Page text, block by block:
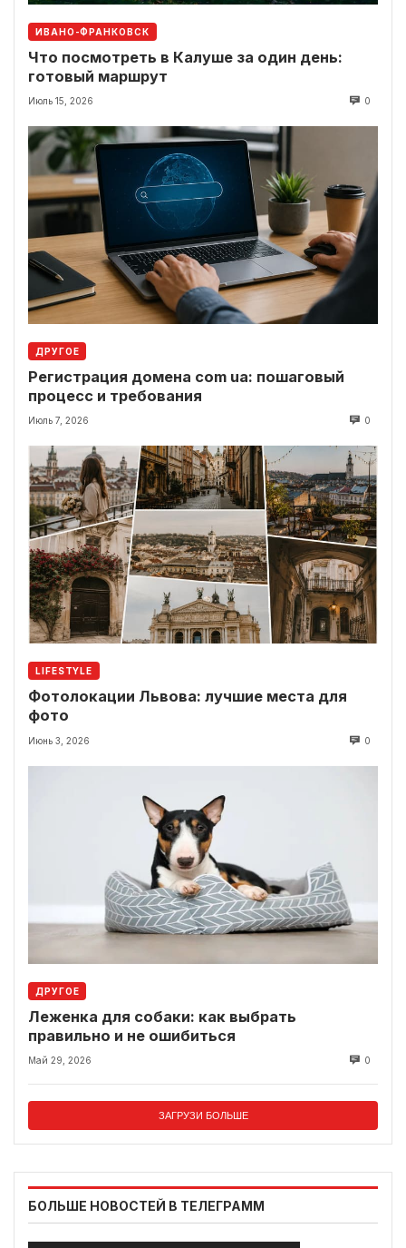
ИВАНО-ФРАНКОВСК
Что посмотреть в Калуше за один день:
готовый маршрут
Июль 15, 2026 0
ДРУГОЕ
Регистрация домена com ua: пошаговый
процесс и требования
Июль 7, 2026 0
LIFESTYLE
Фотолокации Львова: лучшие места для
фото
Июнь 3, 2026 0
ДРУГОЕ
Леженка для собаки: как выбрать
правильно и не ошибиться
Май 29, 2026 0
ЗАГРУЗИ БОЛЬШЕ
БОЛЬШЕ НОВОСТЕЙ В ТЕЛЕГРАММ